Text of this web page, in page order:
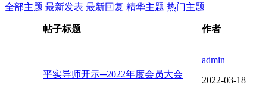
全部主题 最新发表 最新回复 精华主题 热门主题
帖子标题 作者
平实导师开示─2022年度会员大会
admin
2022-03-18